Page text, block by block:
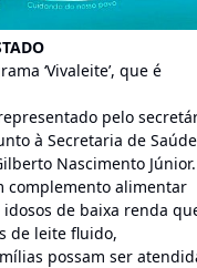
‘Vivaleite’, que é
pelo
à Secretaria de
Nascimento Júnior.
complemento alimentar
de baixa renda
de leite fluido,
possam ser